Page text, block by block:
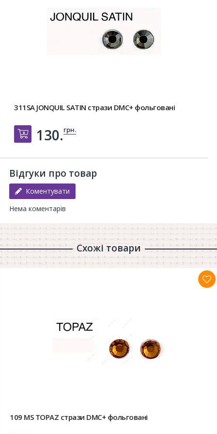
311SA JONQUIL SATIN стрази DMC+ фольговані
Добавить в корзину
130.грн.
Відгуки про товар
Коментувати
Нема коментарів
Схожі товари
109 MS TOPAZ стрази DMC+ фольговані